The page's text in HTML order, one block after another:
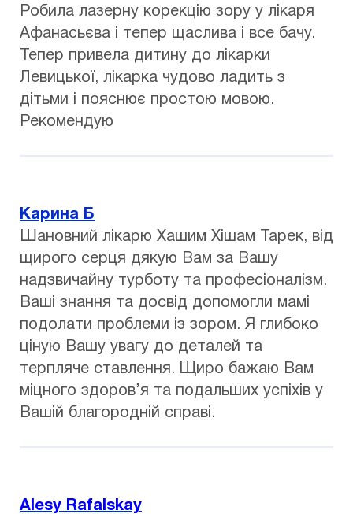
Робила лазерну корекцію зору у лікаря
Афанасьєва і тепер щаслива і все бачу.
Тепер привела дитину до лікарки
Левицької, лікарка чудово ладить з
дітьми і пояснює простою мовою.
Рекомендую
Карина Б
Шановний лікарю Хашим Хішам Тарек, від
щирого серця дякую Вам за Вашу
надзвичайну турботу та професіоналізм.
Ваші знання та досвід допомогли мамі
подолати проблеми із зором. Я глибоко
ціную Вашу увагу до деталей та
терпляче ставлення. Щиро бажаю Вам
міцного здоров’я та подальших успіхів у
Вашій благородній справі.
Alesy Rafalskay